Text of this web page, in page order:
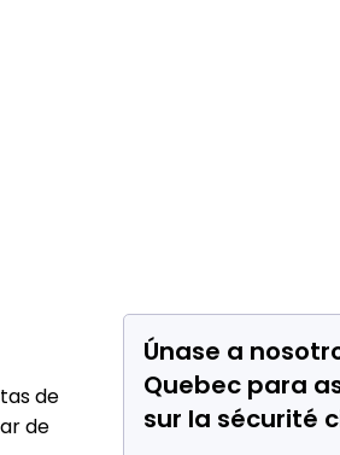
de
de
Únase a
Quebec para
sur la sécurité